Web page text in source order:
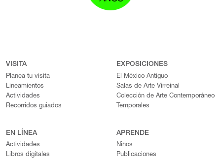
VISITA
Planea tu visita
Lineamientos
Actividades
Recorridos guiados
EXPOSICIONES
El México Antiguo
Salas de Arte Virreinal
Colección de Arte Contemporáneo
Temporales
EN LÍNEA
Actividades
Libros digitales
APRENDE
Niños
Publicaciones